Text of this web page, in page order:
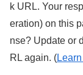
k URL. Your
eration) on this
nse? Update or
RL again. (